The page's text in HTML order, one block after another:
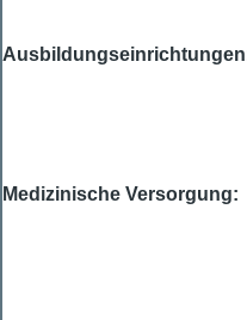
Ausbildungseinrichtungen
Medizinische Versorgung